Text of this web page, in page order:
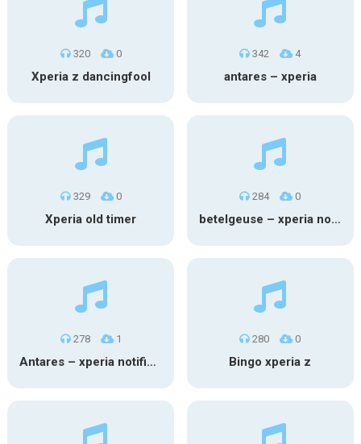
320 0
Xperia z dancingfool
342 4
antares – xperia
329 0
Xperia old timer
284 0
betelgeuse – xperia notification
278 1
Antares – xperia notification tones
280 0
Bingo xperia z